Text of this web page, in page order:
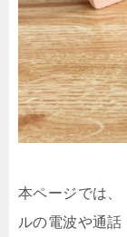
本ページでは、
ルの電波や通